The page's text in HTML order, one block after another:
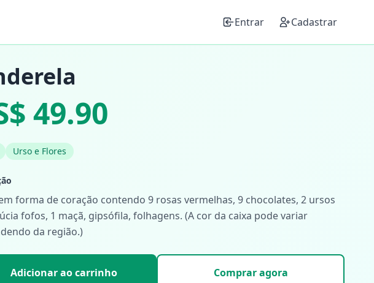
Entrar Cadastrar
49.90
Urso e Flores
forma de coração contendo 9 rosas vermelhas, 9 chocolates, 2 ursos
fofos, 1 maçã, gipsófila, folhagens. (A cor da caixa pode variar
da região.)
Adicionar ao carrinho Comprar agora